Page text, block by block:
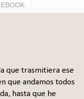
que trasmitiera ese
que andamos todos
hasta que he